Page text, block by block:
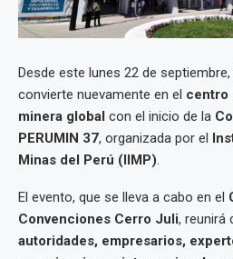
Desde este lunes 22 de
convierte nuevamente en el centro
minera global con el inicio de la
PERUMIN 37, organizada por el
Minas del Perú (IIMP).
El evento, que se lleva a cabo en el
Convenciones Cerro Juli, reunirá
autoridades, empresarios,